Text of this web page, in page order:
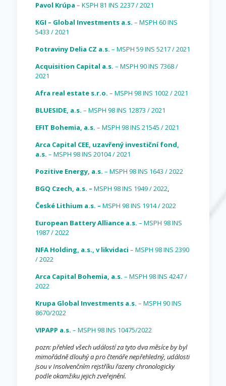
Pavol Krúpa – KSPH 81 INS 2237 / 2021
KGI – Global Investments a.s. – MSPH 60 INS
5433 / 2021
Potraviny Delia CZ a.s. – MSPH 59 INS 5217 / 2021
Acquisition Capital a.s. – MSPH 90 INS 7368 /
2021
Afra real estate s.r.o. – MSPH 98 INS 1002 / 2021
BLUESIDE, a.s. – MSPH 98 INS 12873 / 2021
EFIT Bohemia, a.s. – MSPH 98 INS 21545 / 2021
Arca Capital CEE, uzavřený investiční fond,
a.s. – MSPH 98 INS 20104 / 2021
Pozitive Energy, a.s. – MSPH 98 INS 1643 / 2022
BGQ Czech, a.s. – MSPH 98 INS 1949 / 2022,
České Lithium a.s. – MSPH 98 INS 1914 / 2022
European Battery Alliance a.s. – MSPH 98 INS
1987 / 2022
NFA Holding, a.s., v likvidaci – MSPH 98 INS 2390
/ 2022
Arca Capital Bohemia, a.s. – MSPH 98 INS 4247 /
2022
Krupa Global Investments a.s. – MSPH 90 INS
8670/2022
VIPAPP a.s. – MSPH 98 INS 10475/2022
pozn: přehled všech událostí za tyto dva měsíce by byl
mimořádně dlouhý a pro čtenáře nepřehledný, události
jsou v Insolvenčním rejstříku řazeny chronologicky
podle okamžiku jejich zveřejnění.